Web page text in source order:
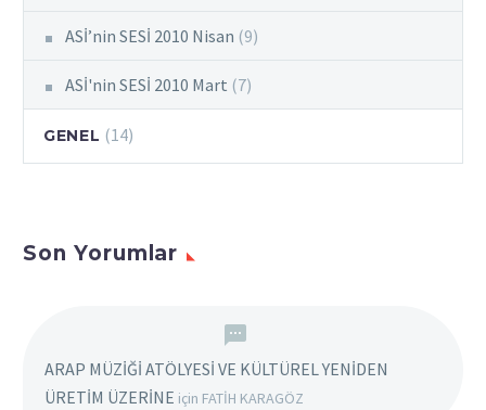
ASİ’nin SESİ 2010 Nisan (9)
ASİ'nin SESİ 2010 Mart (7)
GENEL (14)
Son Yorumlar
ARAP MÜZİĞİ ATÖLYESİ VE KÜLTÜREL YENİDEN
ÜRETİM ÜZERİNE için FATİH KARAGÖZ